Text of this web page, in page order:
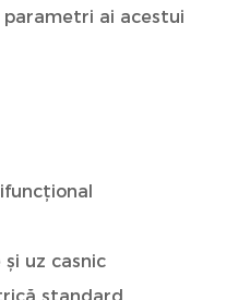
ai acestui
uz casnic